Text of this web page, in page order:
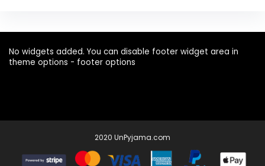
No widgets added. You can disable footer widget area in
theme options - footer options
2020 UnPyjama.com